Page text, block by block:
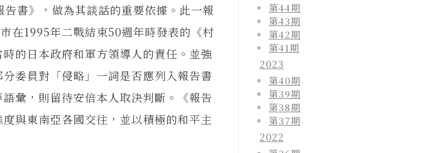
書》，做為其談話的重要依據。此一報
在1995年二戰結束50週年時發表的《村
的日本政府和軍方領導人的責任。並強
委員對「侵略」一詞是否應列入報告書
彙，則留待安倍本人取決判斷。《報告
與東南亞各國交往，並以積極的和平主
第44期
第43期
第42期
第41期
2023
第40期
第39期
第38期
第37期
2022